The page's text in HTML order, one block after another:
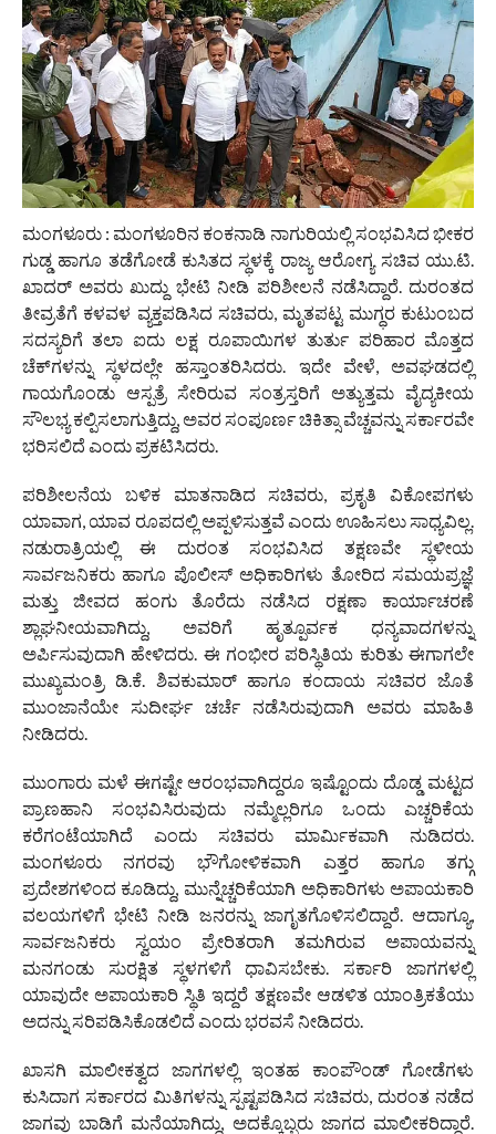
ಮಂಗಳೂರು : ಮಂಗಳೂರಿನ ಕಂಕನಾಡಿ ನಾಗುರಿಯಲ್ಲಿ ಸಂಭವಿಸಿದ ಭೀಕರ
ಗುಡ್ಡ ಹಾಗೂ ತಡೆಗೋಡೆ ಕುಸಿತದ ಸ್ಥಳಕ್ಕೆ ರಾಜ್ಯ ಆರೋಗ್ಯ ಸಚಿವ ಯು.ಟಿ.
ಖಾದರ್ ಅವರು ಖುದ್ದು ಭೇಟಿ ನೀಡಿ ಪರಿಶೀಲನೆ ನಡೆಸಿದ್ದಾರೆ. ದುರಂತದ
ತೀವ್ರತೆಗೆ ಕಳವಳ ವ್ಯಕ್ತಪಡಿಸಿದ ಸಚಿವರು, ಮೃತಪಟ್ಟ ಮುಗ್ಧರ ಕುಟುಂಬದ
ಸದಸ್ಯರಿಗೆ ತಲಾ ಐದು ಲಕ್ಷ ರೂಪಾಯಿಗಳ ತುರ್ತು ಪರಿಹಾರ ಮೊತ್ತದ
ಚೆಕ್‌ಗಳನ್ನು ಸ್ಥಳದಲ್ಲೇ ಹಸ್ತಾಂತರಿಸಿದರು. ಇದೇ ವೇಳೆ, ಅವಘಡದಲ್ಲಿ
ಗಾಯಗೊಂಡು ಆಸ್ಪತ್ರೆ ಸೇರಿರುವ ಸಂತ್ರಸ್ತರಿಗೆ ಅತ್ಯುತ್ತಮ ವೈದ್ಯಕೀಯ
ಸೌಲಭ್ಯ ಕಲ್ಪಿಸಲಾಗುತ್ತಿದ್ದು, ಅವರ ಸಂಪೂರ್ಣ ಚಿಕಿತ್ಸಾ ವೆಚ್ಚವನ್ನು ಸರ್ಕಾರವೇ
ಭರಿಸಲಿದೆ ಎಂದು ಪ್ರಕಟಿಸಿದರು.
ಪರಿಶೀಲನೆಯ ಬಳಿಕ ಮಾತನಾಡಿದ ಸಚಿವರು, ಪ್ರಕೃತಿ ವಿಕೋಪಗಳು
ಯಾವಾಗ, ಯಾವ ರೂಪದಲ್ಲಿ ಅಪ್ಪಳಿಸುತ್ತವೆ ಎಂದು ಊಹಿಸಲು ಸಾಧ್ಯವಿಲ್ಲ.
ನಡುರಾತ್ರಿಯಲ್ಲಿ ಈ ದುರಂತ ಸಂಭವಿಸಿದ ತಕ್ಷಣವೇ ಸ್ಥಳೀಯ
ಸಾರ್ವಜನಿಕರು ಹಾಗೂ ಪೊಲೀಸ್ ಅಧಿಕಾರಿಗಳು ತೋರಿದ ಸಮಯಪ್ರಜ್ಞೆ
ಮತ್ತು ಜೀವದ ಹಂಗು ತೊರೆದು ನಡೆಸಿದ ರಕ್ಷಣಾ ಕಾರ್ಯಾಚರಣೆ
ಶ್ಲಾಘನೀಯವಾಗಿದ್ದು, ಅವರಿಗೆ ಹೃತ್ಪೂರ್ವಕ ಧನ್ಯವಾದಗಳನ್ನು
ಅರ್ಪಿಸುವುದಾಗಿ ಹೇಳಿದರು. ಈ ಗಂಭೀರ ಪರಿಸ್ಥಿತಿಯ ಕುರಿತು ಈಗಾಗಲೇ
ಮುಖ್ಯಮಂತ್ರಿ ಡಿ.ಕೆ. ಶಿವಕುಮಾರ್ ಹಾಗೂ ಕಂದಾಯ ಸಚಿವರ ಜೊತೆ
ಮುಂಜಾನೆಯೇ ಸುದೀರ್ಘ ಚರ್ಚೆ ನಡೆಸಿರುವುದಾಗಿ ಅವರು ಮಾಹಿತಿ
ನೀಡಿದರು.
ಮುಂಗಾರು ಮಳೆ ಈಗಷ್ಟೇ ಆರಂಭವಾಗಿದ್ದರೂ ಇಷ್ಟೊಂದು ದೊಡ್ಡ ಮಟ್ಟದ
ಪ್ರಾಣಹಾನಿ ಸಂಭವಿಸಿರುವುದು ನಮ್ಮೆಲ್ಲರಿಗೂ ಒಂದು ಎಚ್ಚರಿಕೆಯ
ಕರೆಗಂಟೆಯಾಗಿದೆ ಎಂದು ಸಚಿವರು ಮಾರ್ಮಿಕವಾಗಿ ನುಡಿದರು.
ಮಂಗಳೂರು ನಗರವು ಭೌಗೋಳಿಕವಾಗಿ ಎತ್ತರ ಹಾಗೂ ತಗ್ಗು
ಪ್ರದೇಶಗಳಿಂದ ಕೂಡಿದ್ದು, ಮುನ್ನೆಚ್ಚರಿಕೆಯಾಗಿ ಅಧಿಕಾರಿಗಳು ಅಪಾಯಕಾರಿ
ವಲಯಗಳಿಗೆ ಭೇಟಿ ನೀಡಿ ಜನರನ್ನು ಜಾಗೃತಗೊಳಿಸಲಿದ್ದಾರೆ. ಆದಾಗ್ಯೂ,
ಸಾರ್ವಜನಿಕರು ಸ್ವಯಂ ಪ್ರೇರಿತರಾಗಿ ತಮಗಿರುವ ಅಪಾಯವನ್ನು
ಮನಗಂಡು ಸುರಕ್ಷಿತ ಸ್ಥಳಗಳಿಗೆ ಧಾವಿಸಬೇಕು. ಸರ್ಕಾರಿ ಜಾಗಗಳಲ್ಲಿ
ಯಾವುದೇ ಅಪಾಯಕಾರಿ ಸ್ಥಿತಿ ಇದ್ದರೆ ತಕ್ಷಣವೇ ಆಡಳಿತ ಯಾಂತ್ರಿಕತೆಯು
ಅದನ್ನು ಸರಿಪಡಿಸಿಕೊಡಲಿದೆ ಎಂದು ಭರವಸೆ ನೀಡಿದರು.
ಖಾಸಗಿ ಮಾಲೀಕತ್ವದ ಜಾಗಗಳಲ್ಲಿ ಇಂತಹ ಕಾಂಪೌಂಡ್ ಗೋಡೆಗಳು
ಕುಸಿದಾಗ ಸರ್ಕಾರದ ಮಿತಿಗಳನ್ನು ಸ್ಪಷ್ಟಪಡಿಸಿದ ಸಚಿವರು, ದುರಂತ ನಡೆದ
ಜಾಗವು ಬಾಡಿಗೆ ಮನೆಯಾಗಿದ್ದು, ಅದಕ್ಕೊಬ್ಬರು ಜಾಗದ ಮಾಲೀಕರಿದ್ದಾರೆ.